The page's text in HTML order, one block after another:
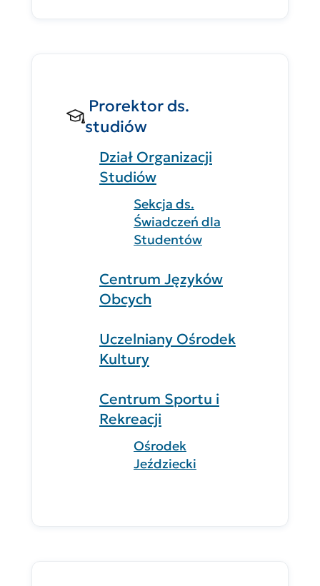
Prorektor ds.
studiów
Dział Organizacji
Studiów
Sekcja ds.
Świadczeń dla
Studentów
Centrum Języków
Obcych
Uczelniany Ośrodek
Kultury
Centrum Sportu i
Rekreacji
Ośrodek
Jeździecki